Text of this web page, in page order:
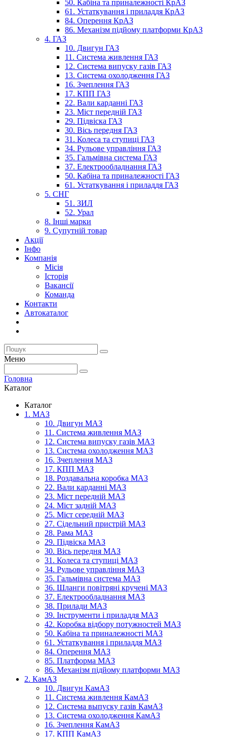
50. Кабіна та приналежності КрАЗ
61. Устаткування і приладдя КрАЗ
84. Оперення КрАЗ
86. Механізм підйому платформи КрАЗ
4. ГАЗ
10. Двигун ГАЗ
11. Система живлення ГАЗ
12. Система випуску газів ГАЗ
13. Система охолодження ГАЗ
16. Зчеплення ГАЗ
17. КПП ГАЗ
22. Вали карданні ГАЗ
23. Міст передній ГАЗ
29. Підвіска ГАЗ
30. Вісь передня ГАЗ
31. Колеса та ступиці ГАЗ
34. Рульове управління ГАЗ
35. Гальмівна система ГАЗ
37. Електрообладнання ГАЗ
50. Кабіна та приналежності ГАЗ
61. Устаткування і приладдя ГАЗ
5. СНГ
51. ЗИЛ
52. Урал
8. Інші марки
9. Супутній товар
Акції
Інфо
Компанія
Місія
Історія
Вакансії
Команда
Контакти
Автокаталог
Меню
Головна
Каталог
Каталог
1. МАЗ
10. Двигун МАЗ
11. Система живлення МАЗ
12. Система випуску газів МАЗ
13. Система охолодження МАЗ
16. Зчеплення МАЗ
17. КПП МАЗ
18. Роздавальна коробка МАЗ
22. Вали карданні МАЗ
23. Міст передній МАЗ
24. Міст задній МАЗ
25. Міст середній МАЗ
27. Сідельний пристрій МАЗ
28. Рама МАЗ
29. Підвіска МАЗ
30. Вісь передня МАЗ
31. Колеса та ступиці МАЗ
34. Рульове управління МАЗ
35. Гальмівна система МАЗ
36. Шланги повітряні кручені МАЗ
37. Електрообладнання МАЗ
38. Прилади МАЗ
39. Інструменти і приладдя МАЗ
42. Коробка відбору потужностей МАЗ
50. Кабіна та приналежності МАЗ
61. Устаткування і приладдя МАЗ
84. Оперення МАЗ
85. Платформа МАЗ
86. Механізм підйому платформи МАЗ
2. КамАЗ
10. Двигун КамАЗ
11. Система живлення КамАЗ
12. Система выпуску газів КамАЗ
13. Система охолодження КамАЗ
16. Зчеплення КамАЗ
17. КПП КамАЗ